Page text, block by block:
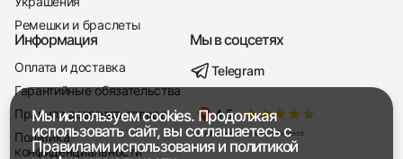
+7 916 221-22-37
Мы насвязи 08:00 — 19:00
Ремешки и браслеты
Информация
Оплата и доставка
Гарантийные обязательства
Правила возврата товара
Политика
конфиденциальности
Мы в соцсетях
Telegram
Мы используем cookies. Продолжая
использовать сайт, вы соглашаетесь с
Правилами использованияи политикой